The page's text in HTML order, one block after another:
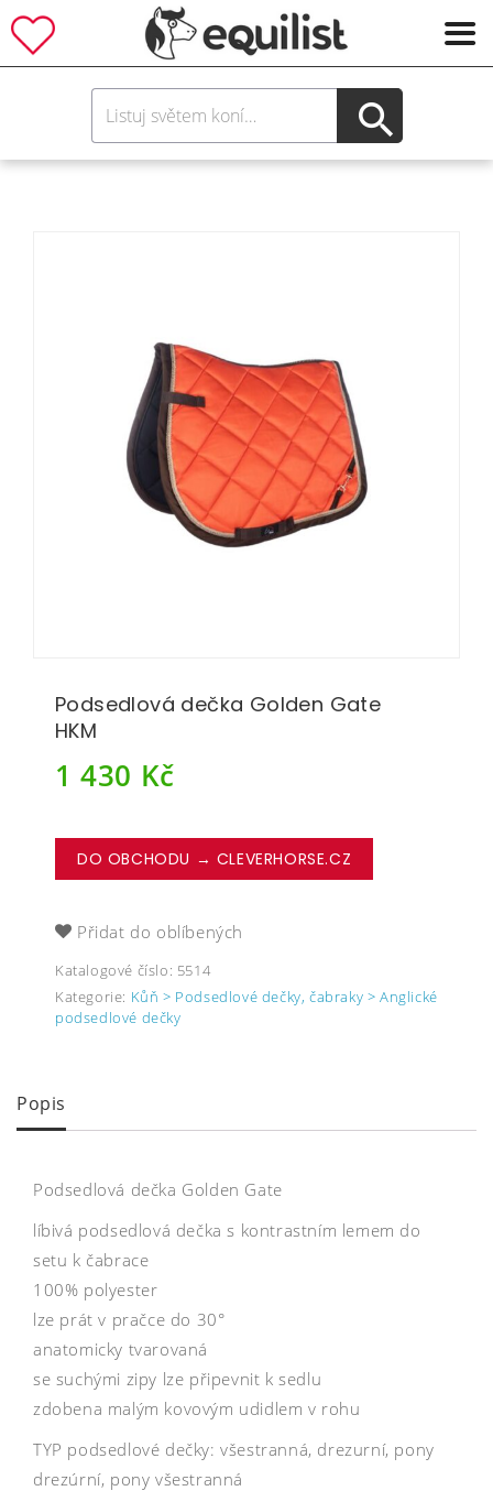
Podsedlová dečka Golden Gate
HKM
1 430 Kč
DO OBCHODU → CLEVERHORSE.CZ
Přidat do oblíbených
Katalogové číslo: 5514
Kategorie: Kůň > Podsedlové dečky, čabraky > Anglické
podsedlové dečky
Popis
Podsedlová dečka Golden Gate
líbivá podsedlová dečka s kontrastním lemem do
setu k čabrace
100% polyester
lze prát v pračce do 30°
anatomicky tvarovaná
se suchými zipy lze připevnit k sedlu
zdobena malým kovovým udidlem v rohu
TYP podsedlové dečky: všestranná, drezurní, pony
drezúrní, pony všestranná